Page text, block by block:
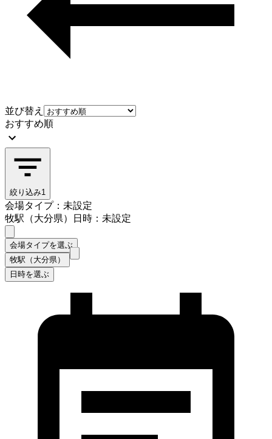
並び替え
おすすめ順
絞り込み1
会場タイプ：未設定
牧駅（大分県）
日時：未設定
会場タイプを選ぶ
牧駅（大分県）
日時を選ぶ